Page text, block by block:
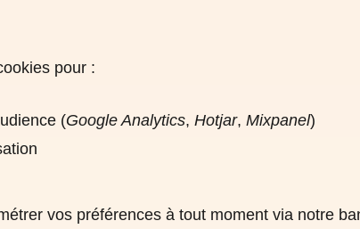
pour :
(Google Analytics, Hotjar, Mixpanel)
vos préférences à tout moment via notre